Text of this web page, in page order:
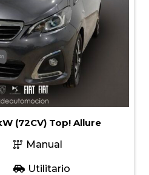
(72CV) Top! Allure
Manual
Utilitario